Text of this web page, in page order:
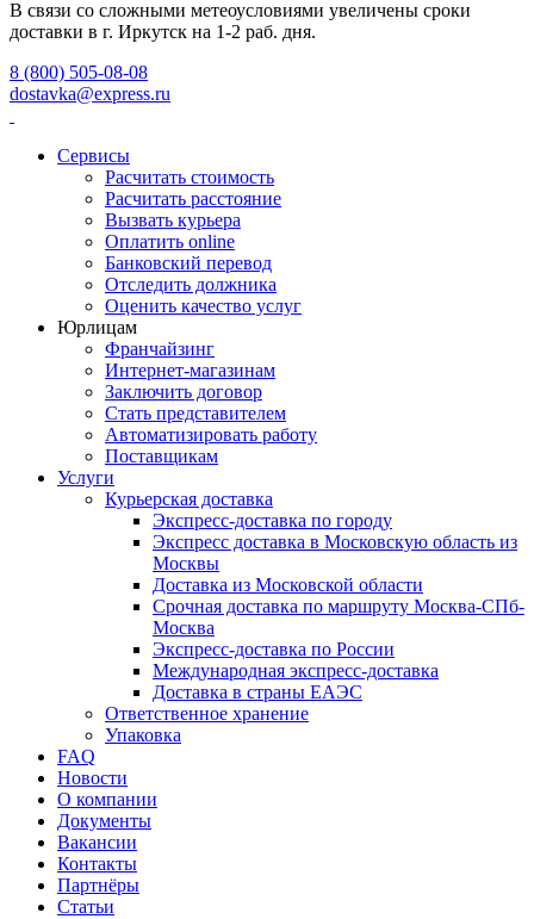
В связи со сложными метеоусловиями увеличены сроки
доставки в г. Иркутск на 1-2 раб. дня.
8 (800) 505-08-08
dostavka@express.ru
Сервисы
Расчитать стоимость
Расчитать расстояние
Вызвать курьера
Оплатить online
Банковский перевод
Отследить должника
Оценить качество услуг
Юрлицам
Франчайзинг
Интернет-магазинам
Заключить договор
Стать представителем
Автоматизировать работу
Поставщикам
Услуги
Курьерская доставка
Экспресс-доставка по городу
Экспресс доставка в Московскую область из
Москвы
Доставка из Московской области
Срочная доставка по маршруту Москва-СПб-
Москва
Экспресс-доставка по России
Международная экспресс-доставка
Доставка в страны ЕАЭС
Ответственное хранение
Упаковка
FAQ
Новости
О компании
Документы
Вакансии
Контакты
Партнёры
Статьи